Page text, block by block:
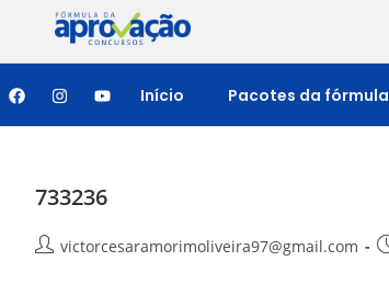
Início Pacotes da fórmula
733236
victorcesaramorimoliveira97@gmail.com